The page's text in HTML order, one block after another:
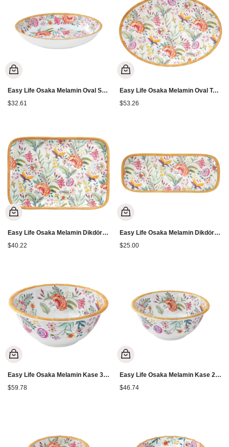
Easy Life Osaka Melamin Oval Sunumluk 33 cm
$32.61
Easy Life Osaka Melamin Oval Tepsi 50x35 cm
$53.26
Easy Life Osaka Melamin Dikdörtgen Tepsi 45x32 cm
$40.22
Easy Life Osaka Melamin Dikdörtgen Tepsi 45x18 cm
$25.00
Easy Life Osaka Melamin Kase 30 cm
$59.78
Easy Life Osaka Melamin Kase 25 cm
$46.74